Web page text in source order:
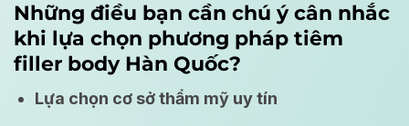
Những điều bạn cần chú ý cân nhắc
khi lựa chọn phương pháp tiêm
filler body Hàn Quốc?
Lựa chọn cơ sở thẩm mỹ uy tín